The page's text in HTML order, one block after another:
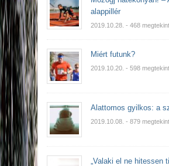
alappillér
2019.10.28. - 468
Miért futunk?
2019.10.20. - 598
Alattomos gyilkos: a
2019.10.08. - 879
„Valaki el ne hitessen